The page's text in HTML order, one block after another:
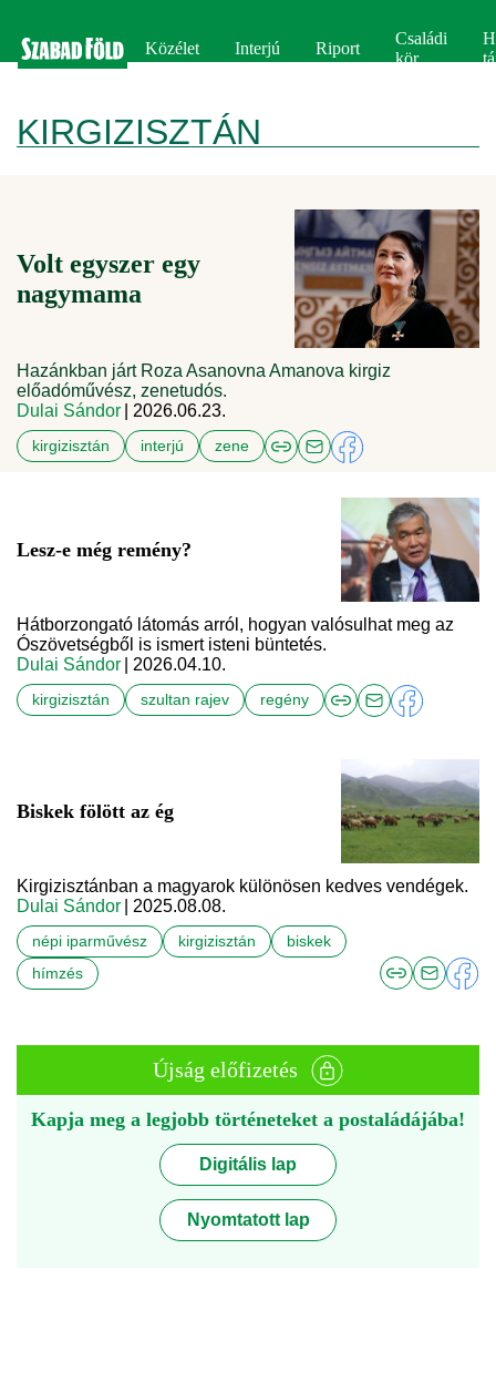
Közélet Interjú Riport
Családi
kör
KIRGIZISZTÁN
Volt egyszer egy
nagymama
Hazánkban járt Roza Asanovna Amanova kirgiz
előadóművész, zenetudós.
Dulai Sándor
| 2026.06.23.
kirgizisztán interjú zene
Lesz-e még remény?
Hátborzongató látomás arról, hogyan valósulhat meg az
Ószövetségből is ismert isteni büntetés.
Dulai Sándor
| 2026.04.10.
kirgizisztán szultan rajev regény
Biskek fölött az ég
Kirgizisztánban a magyarok különösen kedves vendégek.
Dulai Sándor
| 2025.08.08.
népi iparművész kirgizisztán
biskek
hímzés
Újság előfizetés
Kapja meg a legjobb történeteket a postaládájába!
Digitális lap
Nyomtatott lap